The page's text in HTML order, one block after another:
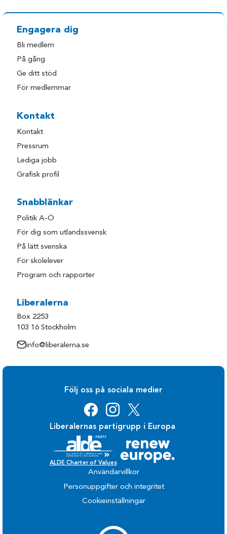
Engagera dig
Bli medlem
På gång
Ge ditt stöd
För medlemmar
Kontakt
Kontakt
Pressrum
Lediga jobb
Grafisk profil
Snabblänkar
Politik A-Ö
För dig som utlandssvensk
På lätt svenska
För skolelever
Program och rapporter
Liberalerna
Box 2253
103 16 Stockholm
info@liberalerna.se
Följ oss på sociala medier
Liberalernas partigrupp i Europa
ALDE Charter of Values
Användarvillkor
Personuppgifter och integritet
Cookieinställningar